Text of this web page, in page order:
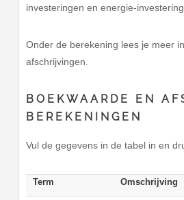
investeringen en energie-
Onder de berekening lees je meer
afschrijvingen.
BOEKWAARDE EN
BEREKENINGEN
Vul de gegevens in de tabel in en
Term Omschrijving